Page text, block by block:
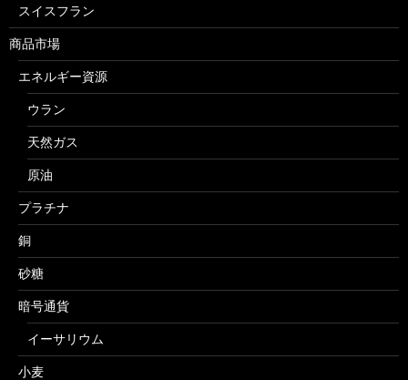
スイスフラン
商品市場
エネルギー資源
ウラン
天然ガス
原油
プラチナ
銅
砂糖
暗号通貨
イーサリウム
小麦